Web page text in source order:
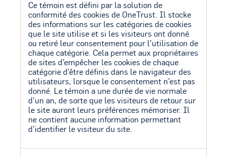
Ce témoin est défini par la solution de
conformité des cookies de OneTrust. Il stocke
des informations sur les catégories de cookies
que le site utilise et si les visiteurs ont donné
ou retiré leur consentement pour l’utilisation de
chaque catégorie. Cela permet aux propriétaires
de sites d’empêcher les cookies de chaque
catégorie d’être définis dans le navigateur des
utilisateurs, lorsque le consentement n’est pas
donné. Le témoin a une durée de vie normale
d’un an, de sorte que les visiteurs de retour sur
le site auront leurs préférences mémoriser. Il
ne contient aucune information permettant
d’identifier le visiteur du site.